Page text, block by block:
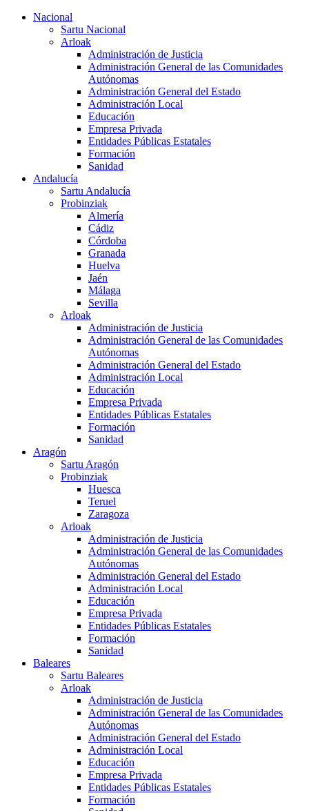
Nacional
Sartu Nacional
Arloak
Administración de Justicia
Administración General de las Comunidades
Autónomas
Administración General del Estado
Administración Local
Educación
Empresa Privada
Entidades Públicas Estatales
Formación
Sanidad
Andalucía
Sartu Andalucía
Probinziak
Almería
Cádiz
Córdoba
Granada
Huelva
Jaén
Málaga
Sevilla
Arloak
Administración de Justicia
Administración General de las Comunidades
Autónomas
Administración General del Estado
Administración Local
Educación
Empresa Privada
Entidades Públicas Estatales
Formación
Sanidad
Aragón
Sartu Aragón
Probinziak
Huesca
Teruel
Zaragoza
Arloak
Administración de Justicia
Administración General de las Comunidades
Autónomas
Administración General del Estado
Administración Local
Educación
Empresa Privada
Entidades Públicas Estatales
Formación
Sanidad
Baleares
Sartu Baleares
Arloak
Administración de Justicia
Administración General de las Comunidades
Autónomas
Administración General del Estado
Administración Local
Educación
Empresa Privada
Entidades Públicas Estatales
Formación